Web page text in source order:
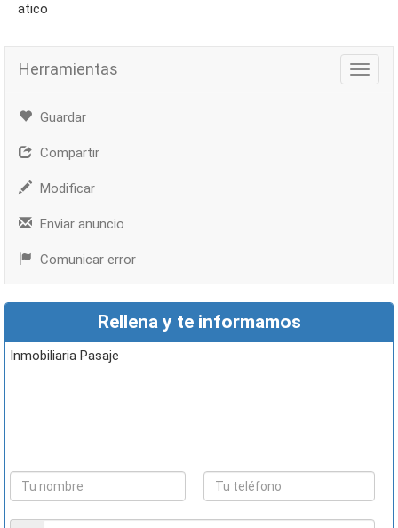
atico
Herramientas
Guardar
Compartir
Modificar
Enviar anuncio
Comunicar error
Rellena y te informamos
Inmobiliaria Pasaje